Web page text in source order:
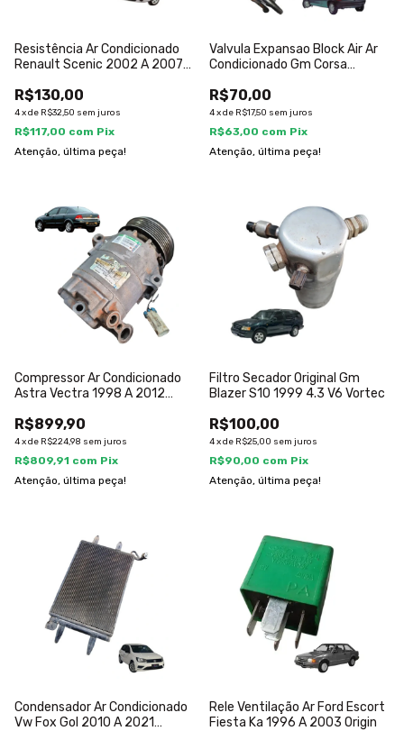
Resistência Ar Condicionado
Renault Scenic 2002 A 2007
R$130,00
4xde R$32,50 sem juros
R$117,00 com Pix
Atenção, última peça!
Valvula Expansao Block Air Ar
Condicionado Gm Corsa
R$70,00
4xde R$17,50 sem juros
R$63,00 com Pix
Atenção, última peça!
Compressor Ar Condicionado
Astra Vectra 1998 A 2012
R$899,90
4xde R$224,98 sem juros
R$809,91 com Pix
Atenção, última peça!
Filtro Secador Original Gm
Blazer S10 1999 4.3 V6 Vortec
R$100,00
4xde R$25,00 sem juros
R$90,00 com Pix
Atenção, última peça!
Condensador Ar Condicionado
Vw Fox Gol 2010 A 2021
Rele Ventilação Ar Ford Escort
Fiesta Ka 1996 A 2003 Origin